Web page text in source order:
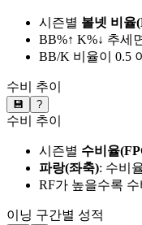
시즌별 볼넷 비율
BB%↑ K%↓ 추세
BB/K 비율이 0.5
수비 추이
💾 ?
수비 추이
시즌별 수비율
파랑(좌축): 수비
RF가 높을수록
이닝 구간별 성적